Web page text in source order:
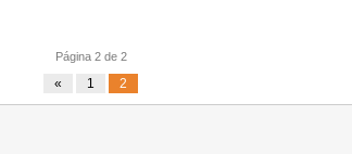
Página 2 de 2
« 1 2